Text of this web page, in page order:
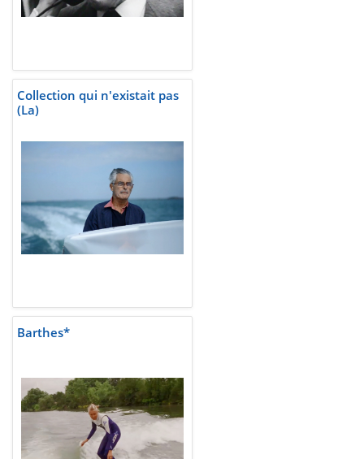
Collection qui n'existait pas
(La)
Barthes*